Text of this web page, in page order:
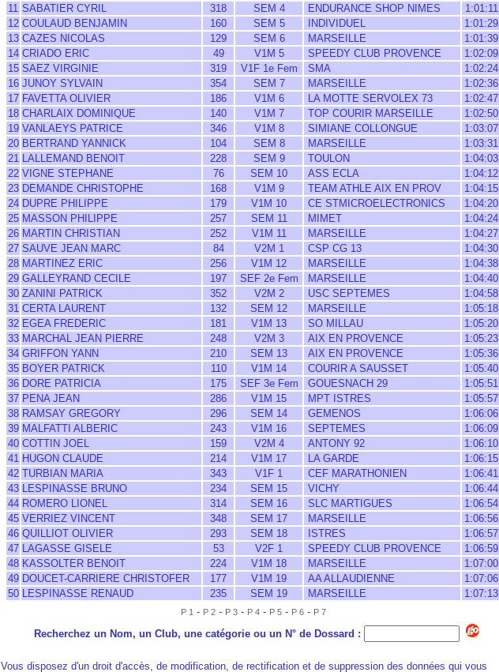
11 SABATIER CYRIL 318 SEM 4 ENDURANCE SHOP NIMES
1:01:11
12 COULAUD BENJAMIN 160 SEM 5 INDIVIDUEL
1:01:29
13 CAZES NICOLAS 129 SEM 6 MARSEILLE
1:01:39
14 CRIADO ERIC 49 V1M 5 SPEEDY CLUB PROVENCE
1:02:09
15 SAEZ VIRGINIE 319 V1F 1e Fem SMA
1:02:24
16 JUNOY SYLVAIN 354 SEM 7 MARSEILLE
1:02:36
17 FAVETTA OLIVIER 186 V1M 6 LA MOTTE SERVOLEX 73
1:02:47
18 CHARLAIX DOMINIQUE 140 V1M 7 TOP COURIR MARSEILLE
1:02:50
19 VANLAEYS PATRICE 346 V1M 8 SIMIANE COLLONGUE
1:03:07
20 BERTRAND YANNICK 104 SEM 8 MARSEILLE
1:03:31
21 LALLEMAND BENOIT 228 SEM 9 TOULON
1:04:03
22 VIGNE STEPHANE 76 SEM 10 ASS ECLA
1:04:12
23 DEMANDE CHRISTOPHE 168 V1M 9 TEAM ATHLE AIX EN PROV
1:04:15
24 DUPRE PHILIPPE 179 V1M 10 CE STMICROELECTRONICS
1:04:20
25 MASSON PHILIPPE 257 SEM 11 MIMET
1:04:24
26 MARTIN CHRISTIAN 252 V1M 11 MARSEILLE
1:04:27
27 SAUVE JEAN MARC 84 V2M 1 CSP CG 13
1:04:30
28 MARTINEZ ERIC 256 V1M 12 MARSEILLE
1:04:38
29 GALLEYRAND CECILE 197 SEF 2e Fem MARSEILLE
1:04:40
30 ZANINI PATRICK 352 V2M 2 USC SEPTEMES
1:04:58
31 CERTA LAURENT 132 SEM 12 MARSEILLE
1:05:18
32 EGEA FREDERIC 181 V1M 13 SO MILLAU
1:05:20
33 MARCHAL JEAN PIERRE 248 V2M 3 AIX EN PROVENCE
1:05:23
34 GRIFFON YANN 210 SEM 13 AIX EN PROVENCE
1:05:36
35 BOYER PATRICK 110 V1M 14 COURIR A SAUSSET
1:05:40
36 DORE PATRICIA 175 SEF 3e Fem GOUESNACH 29
1:05:51
37 PENA JEAN 286 V1M 15 MPT ISTRES
1:05:57
38 RAMSAY GREGORY 296 SEM 14 GEMENOS
1:06:06
39 MALFATTI ALBERIC 243 V1M 16 SEPTEMES
1:06:09
40 COTTIN JOEL 159 V2M 4 ANTONY 92
1:06:10
41 HUGON CLAUDE 214 V1M 17 LA GARDE
1:06:15
42 TURBIAN MARIA 343 V1F 1 CEF MARATHONIEN
1:06:41
43 LESPINASSE BRUNO 234 SEM 15 VICHY
1:06:44
44 ROMERO LIONEL 314 SEM 16 SLC MARTIGUES
1:06:54
45 VERRIEZ VINCENT 348 SEM 17 MARSEILLE
1:06:56
46 QUILLIOT OLIVIER 293 SEM 18 ISTRES
1:06:57
47 LAGASSE GISELE 53 V2F 1 SPEEDY CLUB PROVENCE
1:06:59
48 KASSOLTER BENOIT 224 V1M 18 MARSEILLE
1:07:00
49 DOUCET-CARRIERE CHRISTOFER 177 V1M 19 AA ALLAUDIENNE
1:07:06
50 LESPINASSE RENAUD 235 SEM 19 MARSEILLE 1:07:13
P 1 - P 2 - P 3 - P 4 - P 5 - P 6 - P 7
Recherchez un Nom, un Club, une catégorie ou un N° de Dossard :
Vous disposez d'un droit d'accès, de modification, de rectification et de suppression des données qui vous